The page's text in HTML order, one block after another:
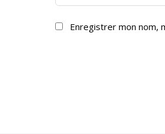
Enregistrer mon nom,